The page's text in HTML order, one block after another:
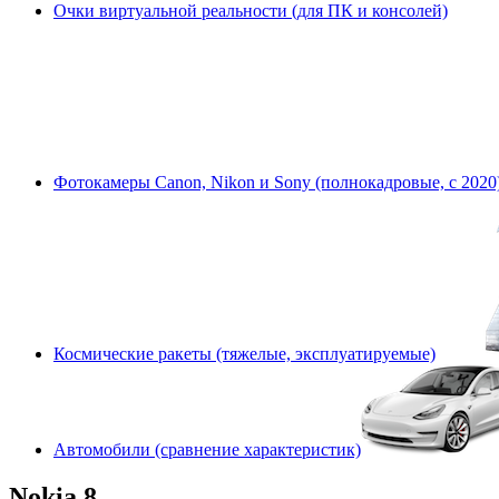
Очки виртуальной реальности (для ПК и консолей)
Фотокамеры Canon, Nikon и Sony (полнокадровые, с
Космические ракеты (тяжелые, эксплуатируемые)
Автомобили (сравнение характеристик)